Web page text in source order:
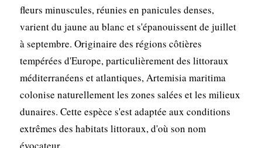
fleurs minuscules, réunies en panicules denses,
varient du jaune au blanc et s'épanouissent de juillet
à septembre. Originaire des régions côtières
tempérées d'Europe, particulièrement des littoraux
méditerranéens et atlantiques, Artemisia maritima
colonise naturellement les zones salées et les milieux
dunaires. Cette espèce s'est adaptée aux conditions
extrêmes des habitats littoraux, d'où son nom